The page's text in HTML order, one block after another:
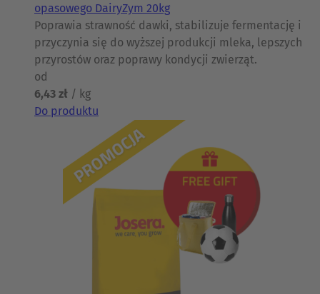
opasowego DairyZym 20kg
Poprawia strawność dawki, stabilizuje fermentację i
przyczynia się do wyższej produkcji mleka, lepszych
przyrostów oraz poprawy kondycji zwierząt.
od
6,43 zł / kg
Do produktu